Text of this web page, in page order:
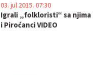
Igrali „folkloristi“ sa njima
i Piroćanci VIDEO
03. jul 2015. 07:30